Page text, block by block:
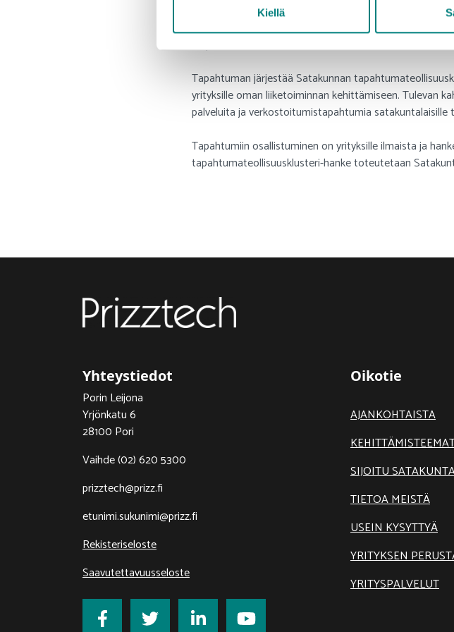
Kiellä
Lähetämme linkin tapahtumaan kaikille ilmoittautuneille
Tapahtuman järjestää
Tapahtuman järjestää Satakunnan
yrityksille oman liiketoiminnan kehittämiseen. Tulevan
palveluita ja verkostoitumistapahtumia satakuntalaisille
Tapahtumiin osallistuminen on yrityksille ilmaista ja
tapahtumateollisuusklusteri-hanke toteutetaan
Yhteystiedot
Porin Leijona
Yrjönkatu 6
28100 Pori
Vaihde (02) 620 5300
prizztech@prizz.fi
etunimi.sukunimi@prizz.fi
Rekisteriseloste
Saavutettavuusseloste
Oikotie
AJANKOHTAISTA
SIJOITU
TIETOA MEISTÄ
USEIN KYSYTTYÄ
YRITYKSEN
YRITYSPALVELUT